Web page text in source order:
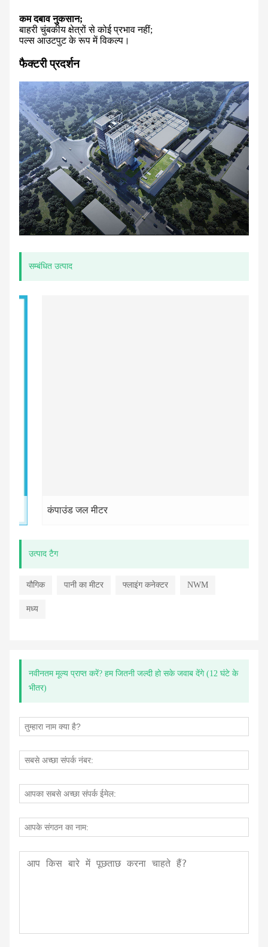
कम दबाव नुकसान;
बाहरी चुंबकीय क्षेत्रों से कोई प्रभाव नहीं;
पल्स आउटपुट के रूप में विकल्प।
फैक्टरी प्रदर्शन
सम्बंधित उत्पाद
कंपाउंड जल मीटर
उत्पाद टैग
यौगिक पानी का मीटर फ्लाइंग कनेक्टर NWM
मध्य
नवीनतम मूल्य प्राप्त करें? हम जितनी जल्दी हो सके जवाब देंगे (12 घंटे के
भीतर)